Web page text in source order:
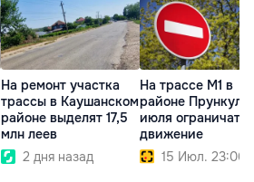
На ремонт участка
трассы в Каушанском
районе выделят 17,5
млн леев
2 дня назад
На трассе M1 в
районе Прункул
июля ограничат
движение
15 Июл. 23:06